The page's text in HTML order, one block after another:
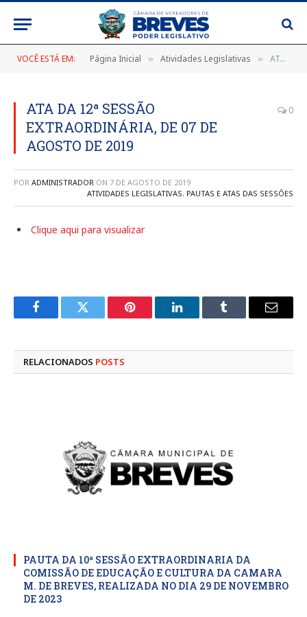
VOCÊ ESTÁ EM: Página Inicial » Atividades Legislativas » ATA DA 12ª SESSÃO EXTRAORDINÁRIA, DE 07 DE AGOSTO DE 2019
ATA DA 12ª SESSÃO
EXTRAORDINÁRIA, DE 07 DE
AGOSTO DE 2019
0
POR ADMINISTRADOR ON 7 DE AGOSTO DE 2019
ATIVIDADES LEGISLATIVAS, PAUTAS E ATAS DAS SESSÕES
Clique aqui para visualizar
FacebookTwitter Pinterest LinkedInTumblr
E-
RELACIONADOS POSTS
PAUTA DA 10ª SESSÃO EXTRAORDINARIA DA
COMISSÃO DE EDUCAÇÃO E CULTURA DA CAMARA
M. DE BREVES, REALIZADA NO DIA 29 DE NOVEMBRO
DE 2023